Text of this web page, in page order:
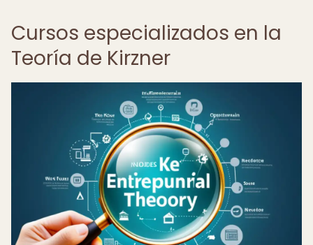
Cursos especializados en la
Teoría de Kirzner